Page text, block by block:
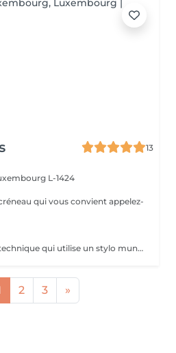
13
L-1424
qui vous convient appelez-
Le microneedling est une technique qui utilise un stylo muni de micro-aiguilles qui permettent de créer des canaux dans la peau afin de faire pénétrer le sérum au cur du derme .C'est un traitement peu invasif qui s'avère efficace contre le vieillissement cutané afin de ralentir les effets de l'âge .Le microneedling redensifie la peau afin de la rendre de meilleure qualité et permet ainsi la régénération de la peau pour un teint plus éclatant
2 3 »